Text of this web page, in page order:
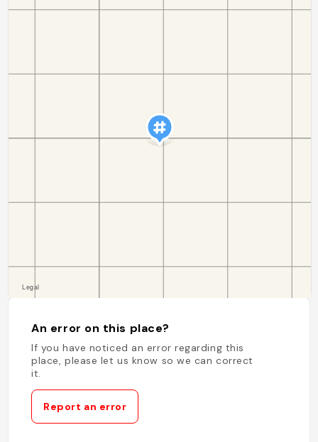
An error on this place?
If you have noticed an error regarding this
place, please let us know so we can correct
it.
Report an error